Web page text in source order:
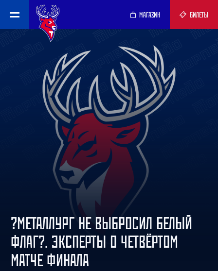
МАГАЗИН БИЛЕТЫ
?МЕТАЛЛУРГ НЕ ВЫБРОСИЛ БЕЛЫЙ
ФЛАГ?. ЭКСПЕРТЫ О ЧЕТВЁРТОМ
МАТЧЕ ФИНАЛА